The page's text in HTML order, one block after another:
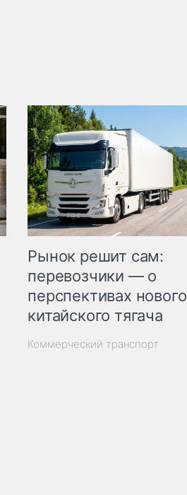
Рынок решит сам:
перевозчики — о
перспективах нового
китайского тягача
Коммерческий транспорт